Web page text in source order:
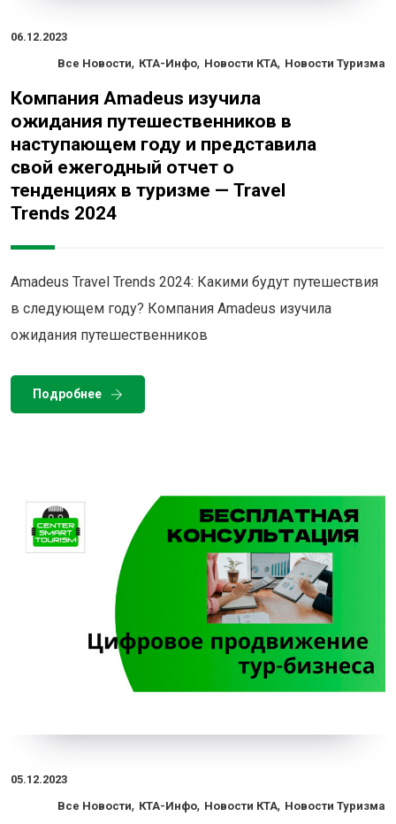
06.12.2023
Все Новости, КТА-Инфо, Новости КТА, Новости Туризма
Компания Amadeus изучила
ожидания путешественников в
наступающем году и представила
свой ежегодный отчет о
тенденциях в туризме — Travel
Trends 2024
Amadeus Travel Trends 2024: Какими будут путешествия
в следующем году? Компания Amadeus изучила
ожидания путешественников
Подробнее
05.12.2023
Все Новости, КТА-Инфо, Новости КТА, Новости Туризма